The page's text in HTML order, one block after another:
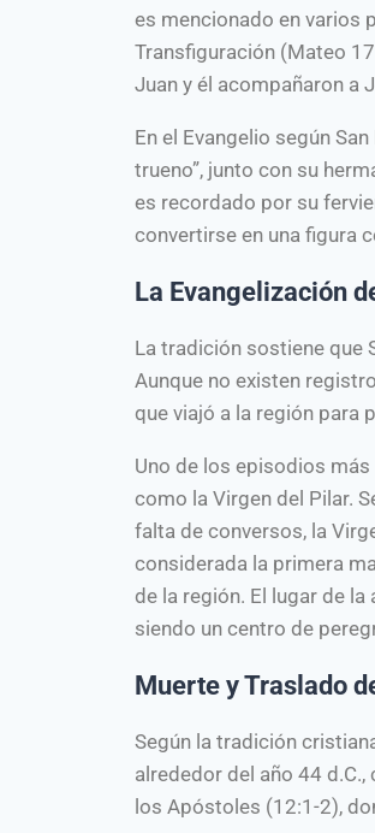
es mencionado en varios
Transfiguración (Mateo
Juan y él acompañaron a
En el Evangelio según
trueno”, junto con su
es recordado por su
convertirse en una figura
La Evangelización
La tradición sostiene que
Aunque no existen
que viajó a la región para
Uno de los episodios
como la Virgen del Pilar.
falta de conversos, la
considerada la primera
de la región. El lugar de
siendo un centro de
Muerte y Traslado
Según la tradición
alrededor del año 44
los Apóstoles (12:1-2),